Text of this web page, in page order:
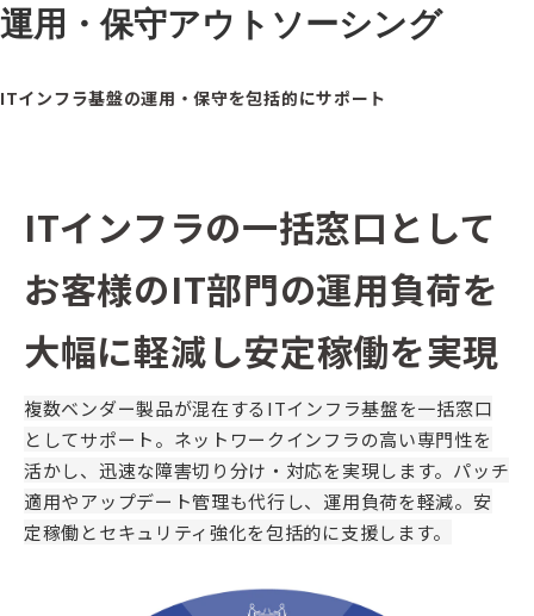
運用・保守アウトソーシング
ITインフラ基盤の運用・保守を包括的にサポート
ITインフラの一括窓口として
お客様のIT部門の運用負荷を
大幅に軽減し安定稼働を実現
複数ベンダー製品が混在するITインフラ基盤を一括窓口
としてサポート。ネットワークインフラの高い専門性を
活かし、迅速な障害切り分け・対応を実現します。パッチ
適用やアップデート管理も代行し、運用負荷を軽減。安
定稼働とセキュリティ強化を包括的に支援します。